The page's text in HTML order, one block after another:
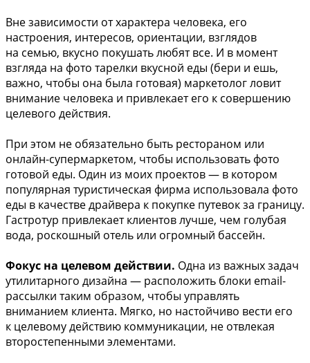
Вне зависимости от характера человека, его
настроения, интересов, ориентации, взглядов
на семью, вкусно покушать любят все. И в момент
взгляда на фото тарелки вкусной еды (бери и ешь,
важно, чтобы она была готовая) маркетолог ловит
внимание человека и привлекает его к совершению
целевого действия.
При этом не обязательно быть рестораном или
онлайн-супермаркетом, чтобы использовать фото
готовой еды. Один из моих проектов — в котором
популярная туристическая фирма использовала фото
еды в качестве драйвера к покупке путевок за границу.
Гастротур привлекает клиентов лучше, чем голубая
вода, роскошный отель или огромный бассейн.
Фокус на целевом действии. Одна из важных задач
утилитарного дизайна — расположить блоки email-
рассылки таким образом, чтобы управлять
вниманием клиента. Мягко, но настойчиво вести его
к целевому действию коммуникации, не отвлекая
второстепенными элементами.